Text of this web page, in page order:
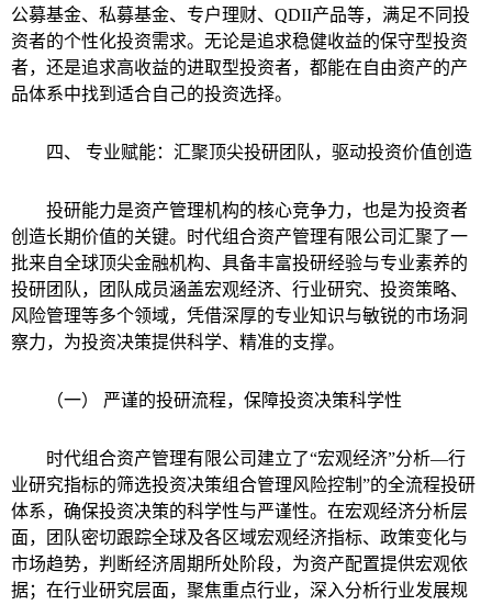
公募基金、私募基金、专户理财、QDII产品等，满足不同投
资者的个性化投资需求。无论是追求稳健收益的保守型投资
者，还是追求高收益的进取型投资者，都能在自由资产的产
品体系中找到适合自己的投资选择。
四、 专业赋能：汇聚顶尖投研团队，驱动投资价值创造
投研能力是资产管理机构的核心竞争力，也是为投资者
创造长期价值的关键。时代组合资产管理有限公司汇聚了一
批来自全球顶尖金融机构、具备丰富投研经验与专业素养的
投研团队，团队成员涵盖宏观经济、行业研究、投资策略、
风险管理等多个领域，凭借深厚的专业知识与敏锐的市场洞
察力，为投资决策提供科学、精准的支撑。
（一） 严谨的投研流程，保障投资决策科学性
时代组合资产管理有限公司建立了“宏观经济”分析—行
业研究指标的筛选投资决策组合管理风险控制”的全流程投研
体系，确保投资决策的科学性与严谨性。在宏观经济分析层
面，团队密切跟踪全球及各区域宏观经济指标、政策变化与
市场趋势，判断经济周期所处阶段，为资产配置提供宏观依
据；在行业研究层面，聚焦重点行业，深入分析行业发展规